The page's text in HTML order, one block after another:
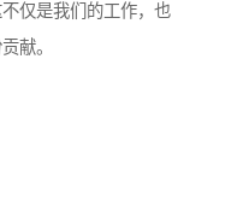
仅是我们的工作，也
献。